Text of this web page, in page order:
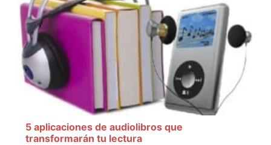
5 aplicaciones de audiolibros que
transformarán tu lectura